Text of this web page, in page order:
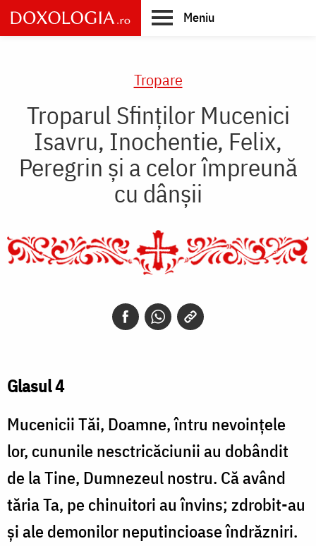
Skip
to
main
Meniu
Tropare
Troparul Sfinţilor Mucenici
Isavru, Inochentie, Felix,
Peregrin şi a celor împreună
cu dânşii
Glasul 4
Mucenicii Tăi, Doamne, întru nevoinţele
lor, cununile nesctricăciunii au dobândit
de la Tine, Dumnezeul nostru. Că având
tăria Ta, pe chinuitori au învins; zdrobit-au
şi ale demonilor neputincioase îndrăzniri.